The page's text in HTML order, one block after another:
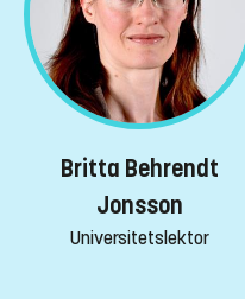
Britta Behrendt
Jonsson
Universitetslektor